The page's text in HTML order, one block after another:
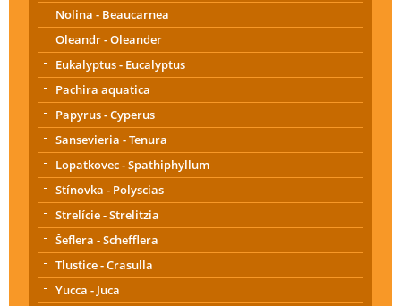
Nolina - Beaucarnea
Oleandr - Oleander
Eukalyptus - Eucalyptus
Pachira aquatica
Papyrus - Cyperus
Sansevieria - Tenura
Lopatkovec - Spathiphyllum
Stínovka - Polyscias
Strelície - Strelitzia
Šeflera - Schefflera
Tlustice - Crasulla
Yucca - Juca